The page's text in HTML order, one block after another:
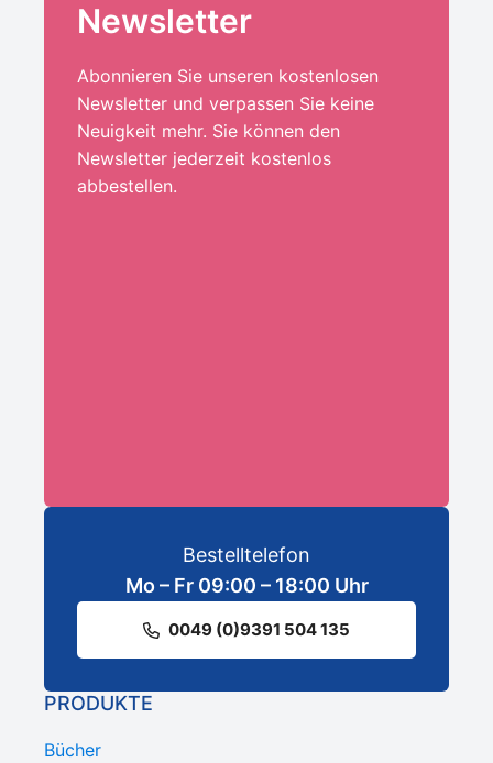
Newsletter
Abonnieren Sie unseren kostenlosen
Newsletter und verpassen Sie keine
Neuigkeit mehr. Sie können den
Newsletter jederzeit kostenlos
abbestellen.
Bestelltelefon
Mo – Fr 09:00 – 18:00 Uhr
0049 (0)9391 504 135
PRODUKTE
Bücher